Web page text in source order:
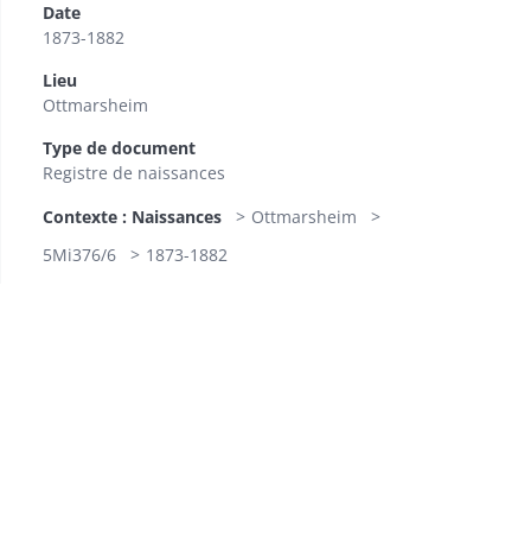
Date
1873-1882
Lieu
Ottmarsheim
Type de document
Registre de naissances
Contexte : Naissances
Ottmarsheim
5Mi376/6
1873-1882